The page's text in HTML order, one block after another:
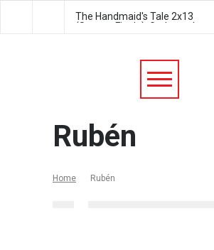
The Handmaid's Tale 2x13
(Season Finale): Godspeed
Rubén
Home Rubén